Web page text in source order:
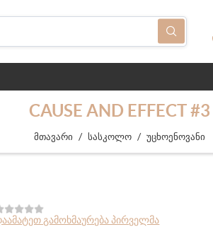
CAUSE AND EFFECT #3
მთავარი / სასკოლო / უცხოენოვანი
გამოხმაურება პირველმა